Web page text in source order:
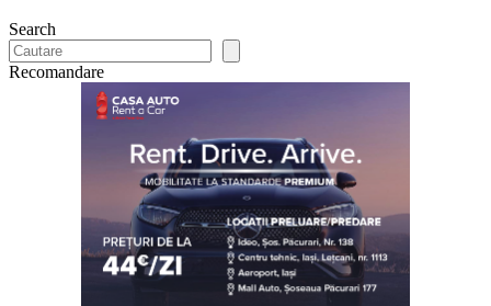
Search
Recomandare